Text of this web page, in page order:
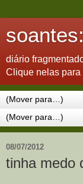
diário
Clique nelas para
08/07/2012
tinha medo